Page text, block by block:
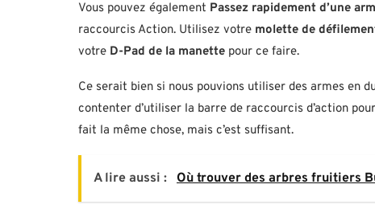
Vous pouvez également Passez rapidement d’une
raccourcis Action. Utilisez votre molette de
votre D-Pad de la manette pour ce faire.
Ce serait bien si nous pouvions utiliser des armes en
contenter d’utiliser la barre de raccourcis d’action
fait la même chose, mais c’est suffisant.
A lire aussi : Où trouver des arbres fruitiers